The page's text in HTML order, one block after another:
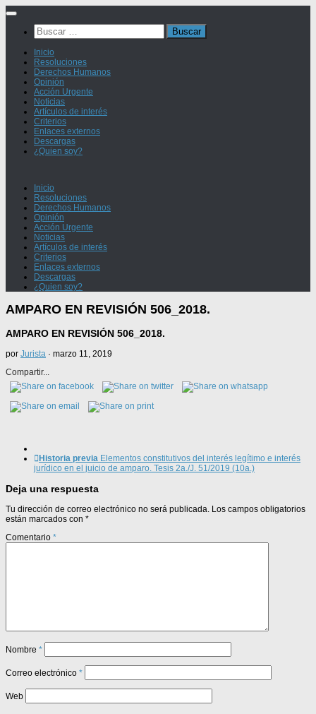
Saltar
contenidoBuscar:
Inicio
Resoluciones
Derechos Humanos
Opinión
Acción Urgente
Noticias
Artículos de interés
Criterios
Enlaces externos
Descargas
¿Quien soy?
Inicio
Resoluciones
Derechos Humanos
Opinión
Acción Urgente
Noticias
Artículos de interés
Criterios
Enlaces externos
Descargas
¿Quien soy?
AMPARO EN REVISIÓN 506_2018.
AMPARO EN REVISIÓN 506_2018.
por Jurista · marzo 11, 2019
Compartir...
Historia previa Elementos constitutivos del interés legítimo e interés
jurídico en el juicio de amparo. Tesis 2a./J. 51/2019 (10a.)
Deja una respuesta
Tu dirección de correo electrónico no será publicada. Los campos obligatorios
están marcados con *
Comentario *
Nombre *
Correo electrónico *
Web